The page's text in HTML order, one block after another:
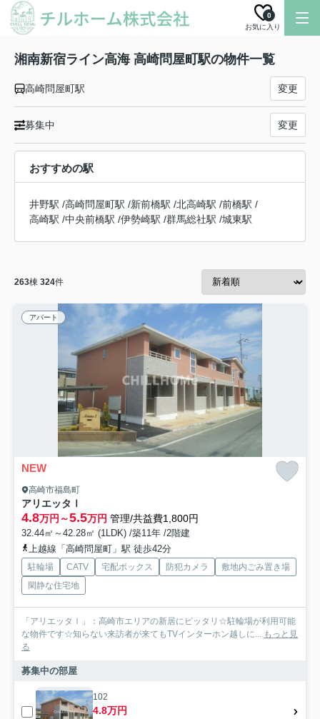
お気に入り
0
湘南新宿ライン高海 高崎問屋町駅の物件一覧
高崎問屋町駅 変更
募集中 変更
おすすめの駅
井野駅 /高崎問屋町駅 /新前橋駅 /北高崎駅 /前橋駅 /
高崎駅 /中央前橋駅 /伊勢崎駅 /群馬総社駅 /城東駅
263棟 324件
アパート
NEW
高崎市福島町
アリエッタⅠ
4.8万円～5.5万円 管理/共益費1,800円
32.44㎡～42.28㎡ (1LDK) /築11年 /2階建
上越線「高崎問屋町」駅 徒歩42分
駐輪場 CATV 宅配ボックス 防犯カメラ
敷地内ごみ置き場
閑静な住宅地
「アリエッタⅠ」：高崎市エリアの新居にピッタリ☆駐輪場が利用可能
な物件です☆知らない来訪者が来てもTVインターホン越しに... もっと見
る
募集中の部屋
102
4.8万円